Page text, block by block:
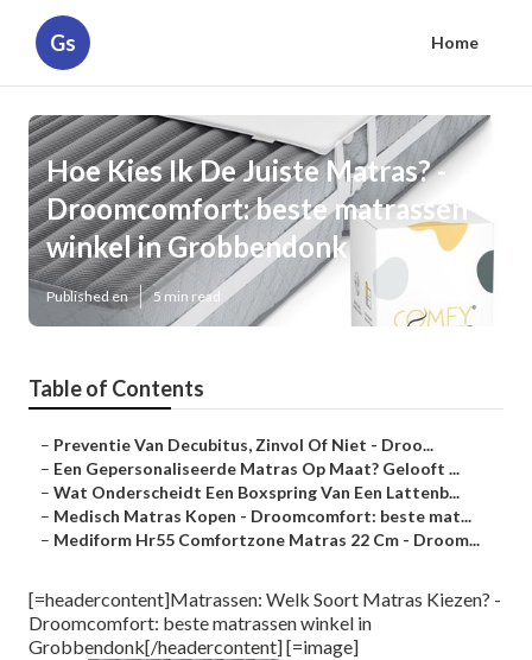
Gs Home
Hoe Kies Ik De Juiste Matras? -
Droomcomfort: beste matrassen
winkel in Grobbendonk
Published en 5 min read
Table of Contents
– Preventie Van Decubitus, Zinvol Of Niet - Droo...
– Een Gepersonaliseerde Matras Op Maat? Gelooft ...
– Wat Onderscheidt Een Boxspring Van Een Lattenb...
– Medisch Matras Kopen - Droomcomfort: beste mat...
– Mediform Hr55 Comfortzone Matras 22 Cm - Droom...
[=headercontent]Matrassen: Welk Soort Matras Kiezen? -
Droomcomfort: beste matrassen winkel in
Grobbendonk[/headercontent] [=image]